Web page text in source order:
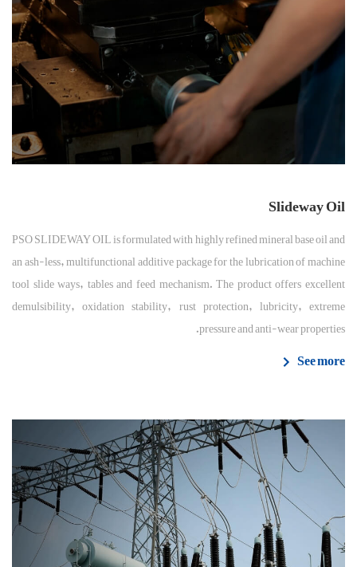
Slideway Oil
PSO SLIDEWAY OIL is formulated with highly refined mineral base oil and
an ash-less, multifunctional additive package for the lubrication of machine
tool slide ways, tables and feed mechanism. The product offers excellent
demulsibility, oxidation stability, rust protection, lubricity, extreme
pressure and anti-wear properties.
See more